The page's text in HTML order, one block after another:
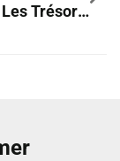
Découvrez Les Trésors Cachés: Destinations De Voyage Hors Des Sentiers Battus